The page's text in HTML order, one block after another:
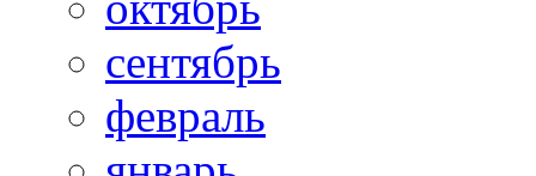
сентябрь
февраль